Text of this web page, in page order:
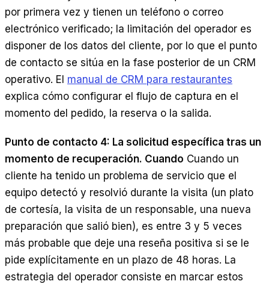
por primera vez y tienen un teléfono o correo
electrónico verificado; la limitación del operador es
disponer de los datos del cliente, por lo que el punto
de contacto se sitúa en la fase posterior de un CRM
operativo. El manual de CRM para restaurantes
explica cómo configurar el flujo de captura en el
momento del pedido, la reserva o la salida.
Punto de contacto 4: La solicitud específica tras un
momento de recuperación. Cuando Cuando un
cliente ha tenido un problema de servicio que el
equipo detectó y resolvió durante la visita (un plato
de cortesía, la visita de un responsable, una nueva
preparación que salió bien), es entre 3 y 5 veces
más probable que deje una reseña positiva si se le
pide explícitamente en un plazo de 48 horas. La
estrategia del operador consiste en marcar estos